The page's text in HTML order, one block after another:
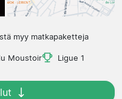
myy matkapaketteja
Moustoir Ligue 1